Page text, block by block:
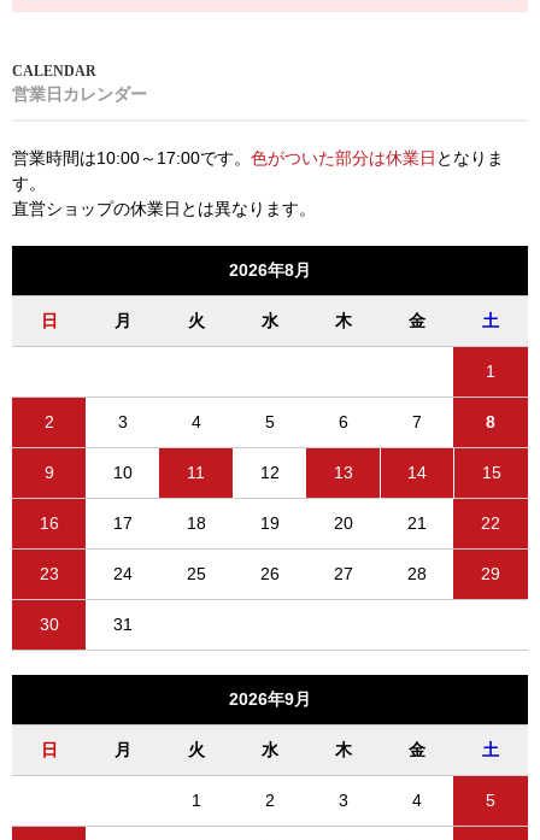
営業日カレンダー
営業時間は10:00～17:00です。 色がついた部分は休業日 となりま
す。
直営ショップの休業日とは異なります。
2026年8月
日 月 火 水 木 金 土
1
2 3 4 5 6 7 8
9 10 11 12 13 14 15
16 17 18 19 20 21 22
23 24 25 26 27 28 29
30 31
2026年9月
日 月 火 水 木 金 土
1 2 3 4 5